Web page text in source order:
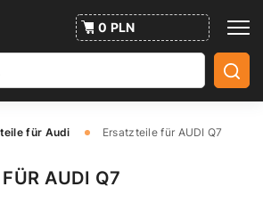
0 PLN
für Audi Ersatzteile für AUDI Q7
AUDI Q7